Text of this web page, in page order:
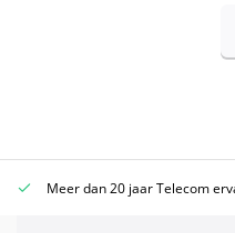
Meer dan 20 jaar Telecom